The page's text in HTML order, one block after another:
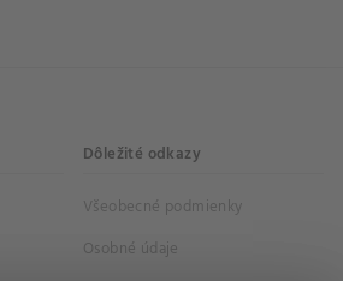
Dôležité odkazy
Všeobecné podmienky
Osobné údaje